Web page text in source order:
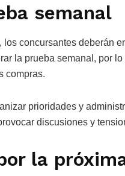
semanal
concursantes deberán
la prueba semanal, por
compras.
prioridades y
discusiones y
la